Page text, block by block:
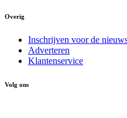
Overig
Inschrijven voor de
Adverteren
Klantenservice
Volg ons